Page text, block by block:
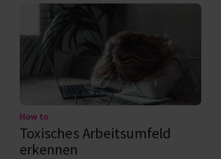
sorgen können, dass Diskriminierung gar nicht
erst entsteht, erfährst du hier.
How to
Toxisches Arbeitsumfeld
erkennen